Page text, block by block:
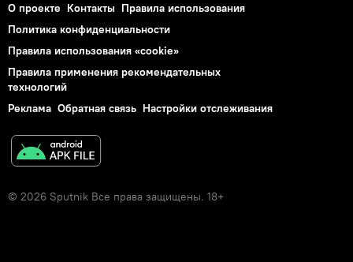
О проекте Контакты Правила использования
Политика конфиденциальности
Правила использования «cookie»
Правила применения рекомендательных
технологий
Реклама Обратная связь Настройки отслеживания
© 2026 Sputnik Все права защищены. 18+